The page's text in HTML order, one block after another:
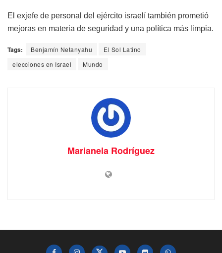
El exjefe de personal del ejército israelí también prometió
mejoras en materia de seguridad y una política más limpia.
Tags: Benjamín Netanyahu
El Sol Latino
elecciones en Israel
Mundo
Marianela Rodríguez